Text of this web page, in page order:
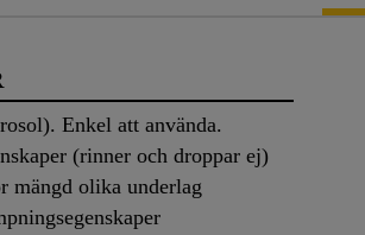
Enkel att använda.
(rinner och droppar ej)
mängd olika underlag